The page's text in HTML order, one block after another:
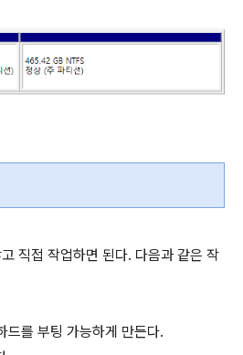
직접 작업하면 된다. 다음과 같은 작
드를 부팅 가능하게 만든다.